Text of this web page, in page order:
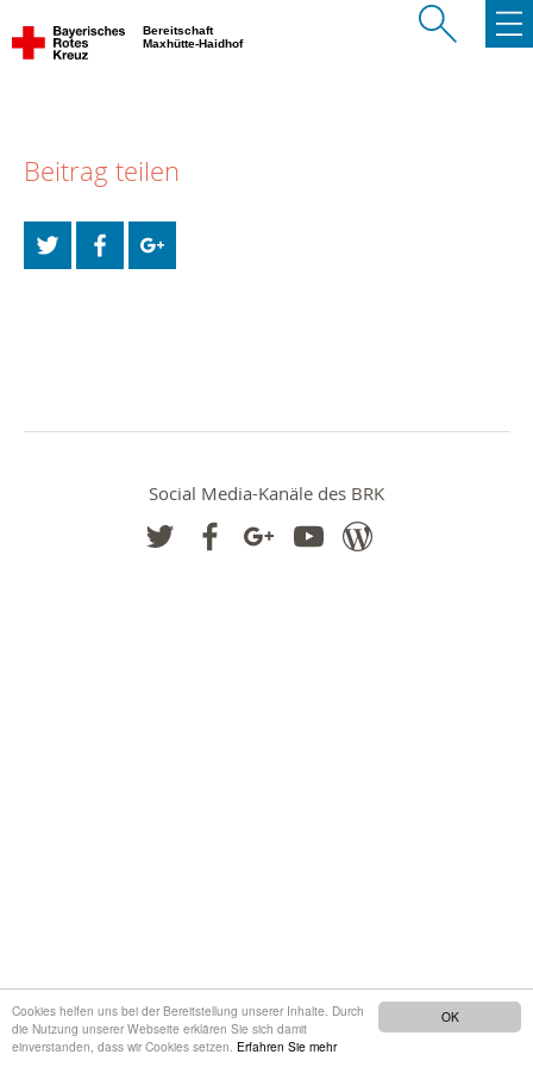
OK
Cookies helfen uns bei der Bereitstellung unserer Inhalte. Durch
die Nutzung unserer Webseite erklären Sie sich damit
einverstanden, dass wir Cookies setzen. Erfahren Sie mehr
Bereitschaft
Maxhütte-Haidhof
Beitrag teilen
Social Media-Kanäle des BRK